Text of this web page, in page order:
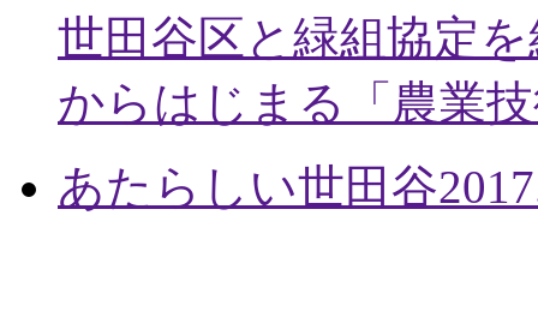
世田谷区と緑組協定
からはじまる「農業
あたらしい世田谷